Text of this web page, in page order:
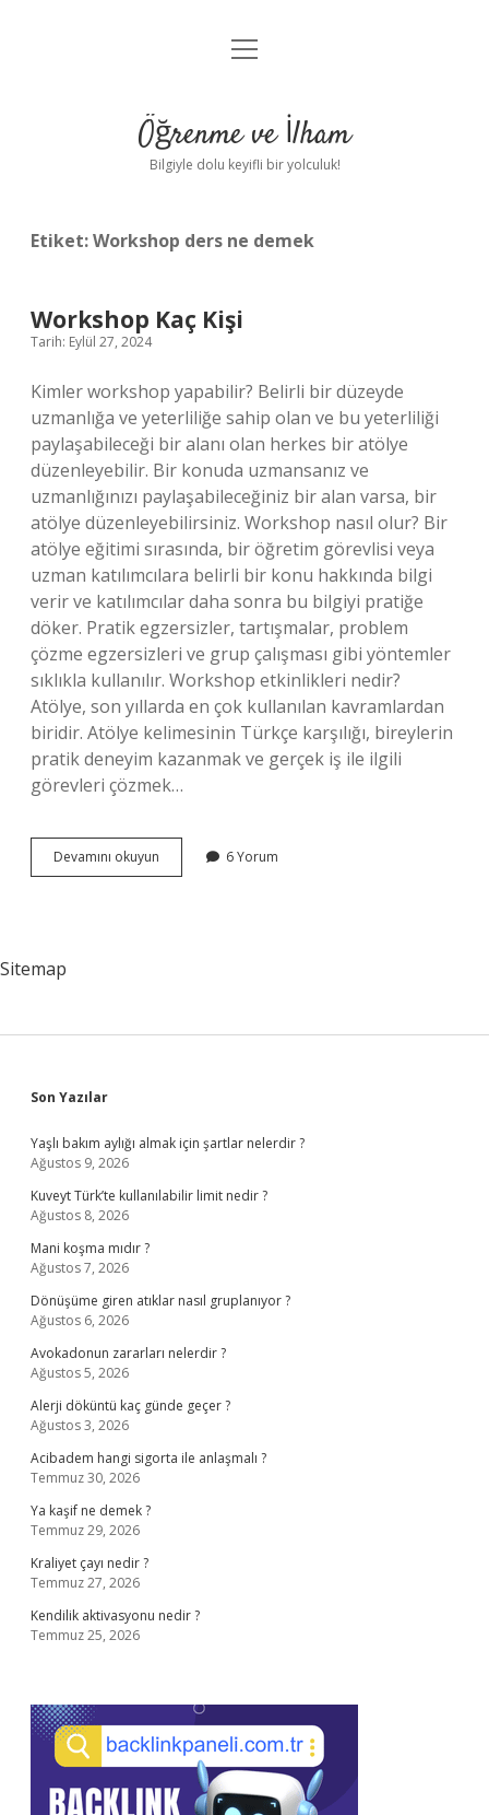
Anasayfa
Yasal Uyarı
menüyü
Öğrenme ve İlham
Bilgiyle dolu keyifli bir yolculuk!
Etiket:Workshop ders ne demek
Workshop Kaç Kişi
Tarih: Eylül 27, 2024
Kimler workshop yapabilir? Belirli bir düzeyde
uzmanlığa ve yeterliliğe sahip olan ve bu yeterliliği
paylaşabileceği bir alanı olan herkes bir atölye
düzenleyebilir. Bir konuda uzmansanız ve
uzmanlığınızı paylaşabileceğiniz bir alan varsa, bir
atölye düzenleyebilirsiniz. Workshop nasıl olur? Bir
atölye eğitimi sırasında, bir öğretim görevlisi veya
uzman katılımcılara belirli bir konu hakkında bilgi
verir ve katılımcılar daha sonra bu bilgiyi pratiğe
döker. Pratik egzersizler, tartışmalar, problem
çözme egzersizleri ve grup çalışması gibi yöntemler
sıklıkla kullanılır. Workshop etkinlikleri nedir?
Atölye, son yıllarda en çok kullanılan kavramlardan
biridir. Atölye kelimesinin Türkçe karşılığı, bireylerin
pratik deneyim kazanmak ve gerçek iş ile ilgili
görevleri çözmek…
Devamını okuyun Workshop
Kaç
6 Yorum
Sitemap
Sidebar
Son Yazılar
Yaşlı bakım aylığı almak için şartlar nelerdir ?
Ağustos 9, 2026
Kuveyt Türk’te kullanılabilir limit nedir ?
Ağustos 8, 2026
Mani koşma mıdır ?
Ağustos 7, 2026
Dönüşüme giren atıklar nasıl gruplanıyor ?
Ağustos 6, 2026
Avokadonun zararları nelerdir ?
Ağustos 5, 2026
Alerji döküntü kaç günde geçer ?
Ağustos 3, 2026
Acibadem hangi sigorta ile anlaşmalı ?
Temmuz 30, 2026
Ya kaşif ne demek ?
Temmuz 29, 2026
Kraliyet çayı nedir ?
Temmuz 27, 2026
Kendilik aktivasyonu nedir ?
Temmuz 25, 2026